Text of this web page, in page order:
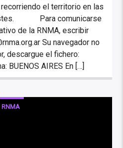
el territorio en las
Para comunicarse
de la RNMA, escribir
Su navegador no
descargue el fichero:
BUENOS AIRES En […]
RNMA